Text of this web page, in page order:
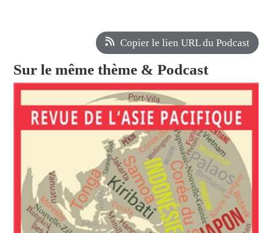
Copier le lien URL du Podcast
Sur le même thème & Podcast